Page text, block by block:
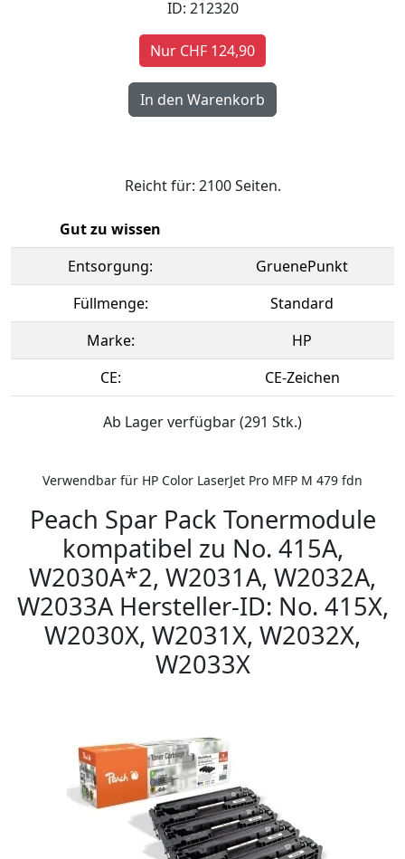
ID: 212320
Nur CHF 124,90
Reicht für: 2100 Seiten.
Gut zu wissen
Entsorgung:
GruenePunkt
Füllmenge:
Standard
Marke:
HP
CE:
CE-Zeichen
Ab Lager verfügbar (291 Stk.)
Verwendbar für HP Color LaserJet Pro MFP M 479 fdn
Peach Spar Pack Tonermodule
kompatibel zu No. 415A,
W2030A*2, W2031A, W2032A,
W2033A Hersteller-ID: No. 415X,
W2030X, W2031X, W2032X,
W2033X